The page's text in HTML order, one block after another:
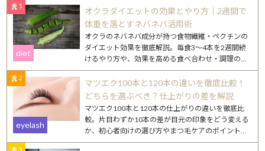
1
オクラダイエットの効果とやり方｜2週間で
体重を落とすネバネバ活用術
diet
オクラのネバネバ成分が持つ食物繊維・ペクチンの
ダイエット効果を徹底解説。毎食3〜4本を2週間続
けるやり方や、効果を高める食べ合わせ・調理のコ
ツを紹介します。
2
マツエク100本と120本の違いを徹底比較！
どちらを選ぶべき？仕上がりの差を解説
eyelash
マツエク100本と120本の仕上がりの違いを徹底比
較。片目わずか10本の差が目元の印象をどう変える
か、初心者向けの選び方やまつ毛ケアのポイントも
詳しく解説します。